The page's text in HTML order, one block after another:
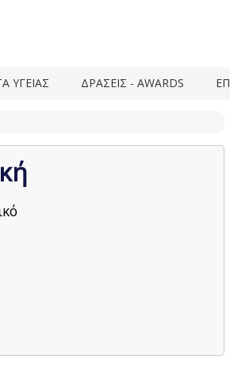
ΥΓΕΙΑΣ ΔΡΑΣΕΙΣ - AWARDS